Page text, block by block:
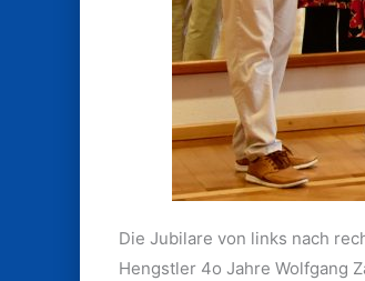
Die Jubilare von links nach
Hengstler 4o Jahre Wolfgang